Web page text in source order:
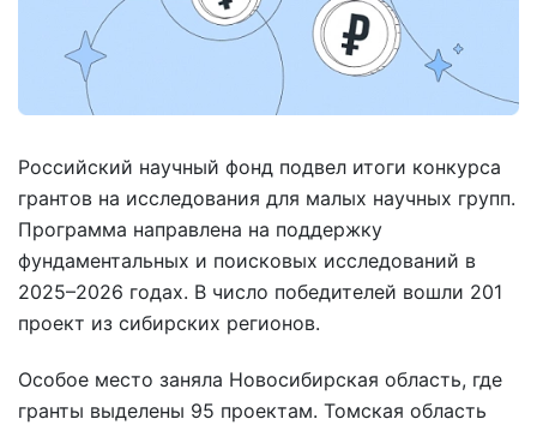
Российский научный фонд подвел итоги конкурса
грантов на исследования для малых научных групп.
Программа направлена на поддержку
фундаментальных и поисковых исследований в
2025–2026 годах. В число победителей вошли 201
проект из сибирских регионов.
Особое место заняла Новосибирская область, где
гранты выделены 95 проектам. Томская область